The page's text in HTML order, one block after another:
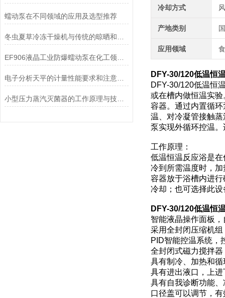
蠕动泵在不同领域的应用及选型推荐
电子分析天平的计量性能要求和注意事项说明
小型压力蒸汽灭菌器的工作原理与技术优势概述
冷却方式
产地类别
应用领域
DFY-30/120低温恒
DFY-30/120低温恒
或在槽内做恒温实
容器。通过内置循
温、对冷凝管接触
泵实现外循环控温
工作原理：
低温恒温反应浴是
冷到所需温度时，
容器放于浴槽内进
冷却；也可选择此
DFY-30/120低温恒
智能液晶操作面板
采用全封闭压缩机
PID智能控温系统，
全封闭式磁力搅拌
具有制冷、加热和循
具有进出液口，上
具有自我诊断功能
口径盖可以调节，